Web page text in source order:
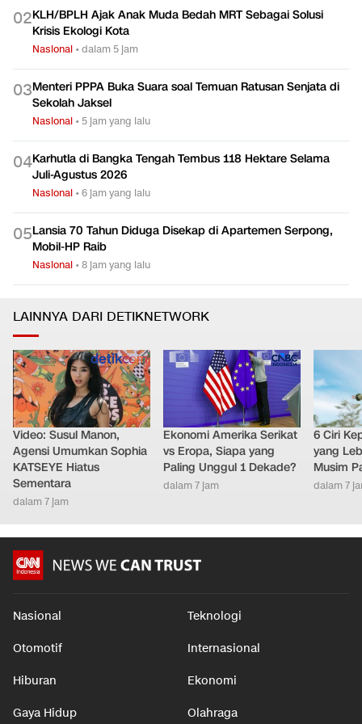
02KLH/BPLH Ajak Anak Muda Bedah MRT Sebagai Solusi
Krisis Ekologi Kota
Nasional •dalam 5 jam
03Menteri PPPA Buka Suara soal Temuan Ratusan Senjata di
Sekolah Jaksel
Nasional • 5 jam yang lalu
04Karhutla di Bangka Tengah Tembus 118 Hektare Selama
Juli-Agustus 2026
Nasional •6 jam yang lalu
05Lansia 70 Tahun Diduga Disekap di Apartemen Serpong,
Mobil-HP Raib
Nasional •8 jam yang lalu
LAINNYA DARI DETIKNETWORK
Video: Susul Manon,
Agensi Umumkan Sophia
KATSEYE Hiatus
Sementara
dalam 7 jam
Ekonomi Amerika Serikat
vs Eropa, Siapa yang
Paling Unggul 1 Dekade?
dalam 7 jam
6 Ciri
yang
Musim
dalam 7
Nasional Teknologi
Otomotif Internasional
Hiburan Ekonomi
Gaya Hidup Olahraga